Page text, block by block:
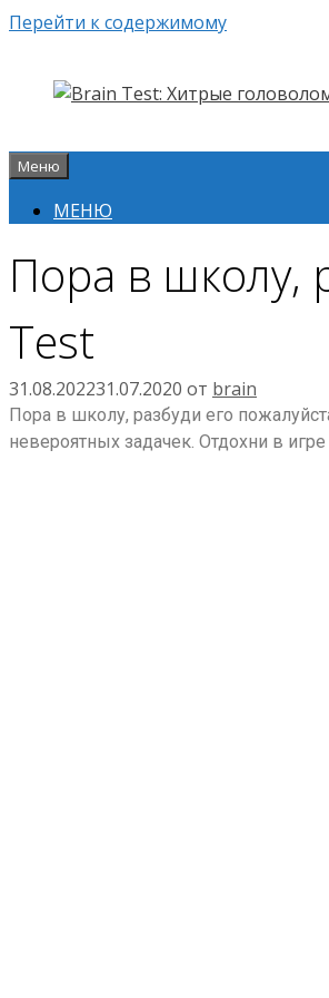
Перейти к содержимому
Меню
МЕНЮ
Пора в школу,
Test
31.08.202231.07.2020 от brain
Пора в школу, разбуди его
невероятных задачек. Отдохни в